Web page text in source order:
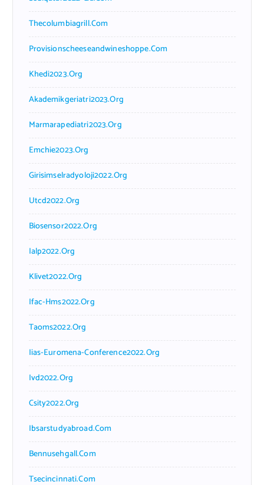
Thecolumbiagrill.com
Provisionscheeseandwineshoppe.com
Khedi2023.org
Akademikgeriatri2023.org
Marmarapediatri2023.org
Emchie2023.org
Girisimselradyoloji2022.org
Utcd2022.org
Biosensor2022.org
Ialp2022.org
Klivet2022.org
Ifac-Hms2022.org
Taoms2022.org
Iias-Euromena-Conference2022.org
Ivd2022.org
Csity2022.org
Ibsarstudyabroad.com
Bennusehgall.com
Tsecincinnati.com